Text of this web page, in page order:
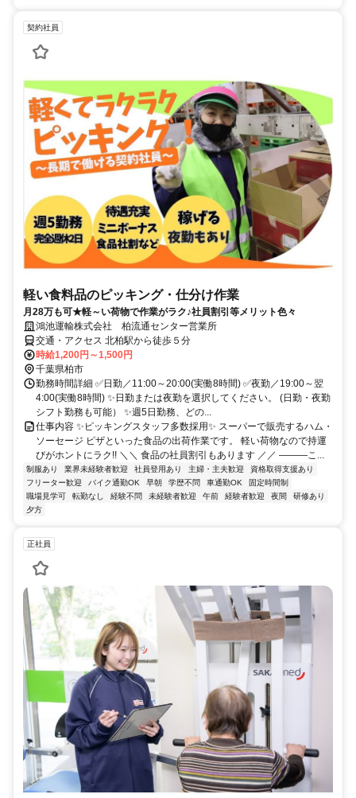
契約社員
軽い食料品のピッキング・仕分け作業
月28万も可★軽～い荷物で作業がラク♪社員割引等メリット色々
鴻池運輸株式会社 柏流通センター営業所
交通・アクセス 北柏駅から徒歩５分
時給1,200円～1,500円
千葉県柏市
勤務時間詳細 ✅日勤／11:00～20:00(実働8時間) ✅夜勤／19:00～翌
4:00(実働8時間) ✨日勤または夜勤を選択してください。 (日勤・夜勤
シフト勤務も可能） ✨週5日勤務、どの...
仕事内容 ✨ピッキングスタッフ多数採用✨ スーパーで販売するハム・
ソーセージ ピザといった食品の出荷作業です。 軽い荷物なので持運
びがホントにラク!! ＼＼ 食品の社員割引もあります ／／ ―――こ...
制服あり 業界未経験者歓迎 社員登用あり 主婦・主夫歓迎
資格取得支援あり
フリーター歓迎
バイク通勤OK 早朝 学歴不問 車通勤OK
固定時間制
職場見学可
転勤なし 経験不問 未経験者歓迎 午前 経験者歓迎 夜間
研修あり
夕方
正社員